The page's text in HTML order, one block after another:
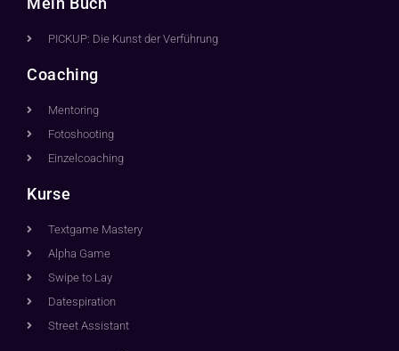
PICKUP: Die Kunst der Verführung
Coaching
Mentoring
Fotoshooting
Einzelcoaching
Kurse
Textgame Mastery
Alpha Game
Swipe to Lay
Datespiration
Street Assistant